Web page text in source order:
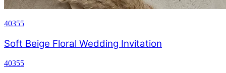
40355
Soft Beige Floral Wedding Invitation
40355